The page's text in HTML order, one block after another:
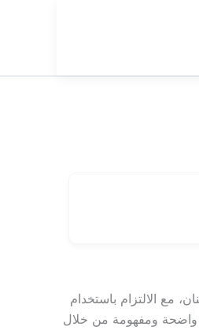
مع الالتزام باستخدام
واضحة ومفهومة من خلال